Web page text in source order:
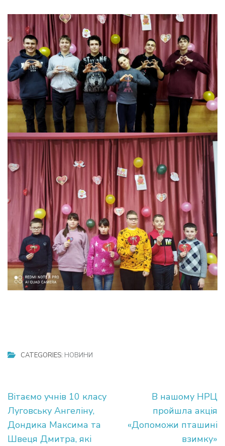
CATEGORIES: НОВИНИ
Навігація
записів
Вітаємо учнів 10 класу
Луговську Ангеліну,
Дондика Максима та
Швеця Дмитра, які
В нашому НРЦ
пройшла акція
«Допоможи пташині
взимку»